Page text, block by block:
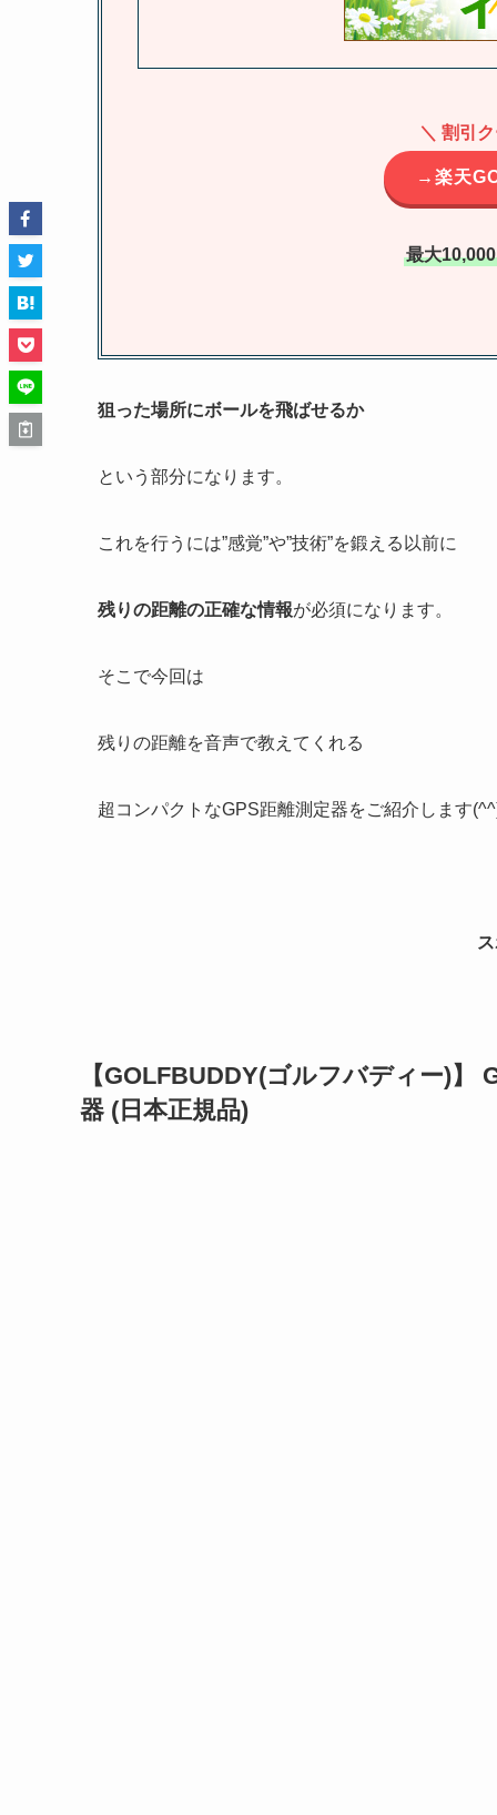
＼ 割引
→楽天
最大
狙った場所にボールを飛ばせるか
という部分になります。
これを行うには”感覚”や”技術”を鍛える以前に
残りの距離の正確な情報が必須になります。
そこで今回は
残りの距離を音声で教えてくれる
超コンパクトなGPS距離測定器をご紹介します
【GOLFBUDDY(ゴルフバディー)】
器 (日本正規品)